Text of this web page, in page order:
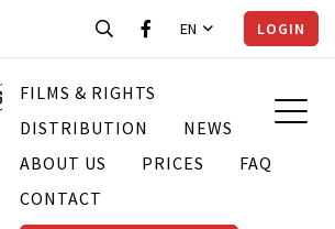
EN LOGIN
FILMS & RIGHTS
DISTRIBUTION
NEWS
ABOUT US
PRICES
FAQ
CONTACT